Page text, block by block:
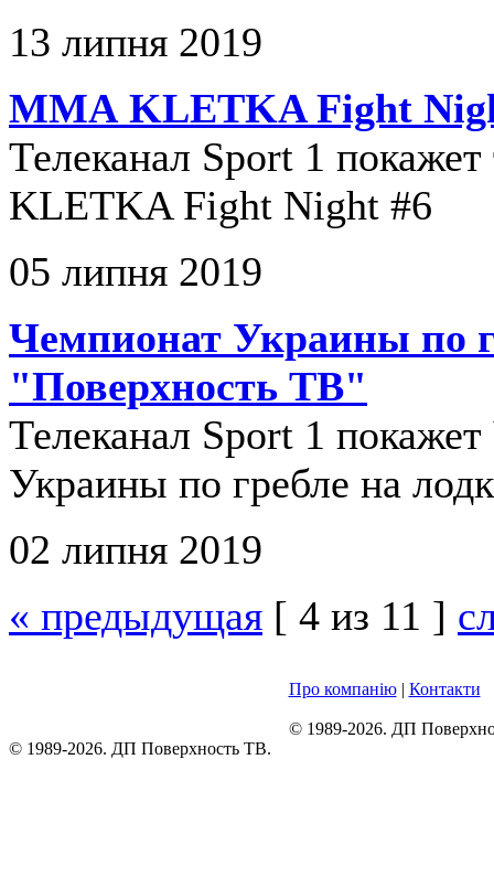
13 липня 2019
ММА KLETKA Fight
Телеканал Sport 1
KLETKA Fight Night #6
05 липня 2019
Чемпионат Украины по
"Поверхность ТВ"
Телеканал Sport 1
Украины по гребле на
02 липня 2019
« предыдущая [ 4 из 11 ]
Про компанію| Контакти
© 1989-2026. ДП
© 1989-2026. ДП Поверхность ТВ.